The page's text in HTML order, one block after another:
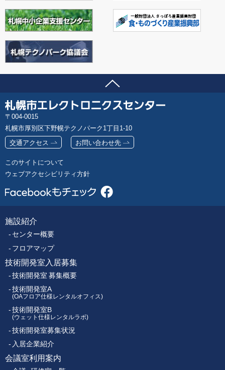
ページの先頭へ
問い合わせ先
郵
便
番
号
004-0015
札幌市厚別区下野幌テクノパーク1丁目1-10
交通アクセス
お問い合わせ先
このサイトについて
ウェブアクセシビリティ方針
フ
ッ
タ
ー
メ
ニ
ュ
施設紹介
センター概要
フロアマップ
技術開発室入居募集
技術開発室 募集概要
技術開発室A
(OAフロア仕様レンタルオフィス)
技術開発室B
(ウェット仕様レンタルラボ)
技術開発室募集状況
入居企業紹介
会議室利用案内